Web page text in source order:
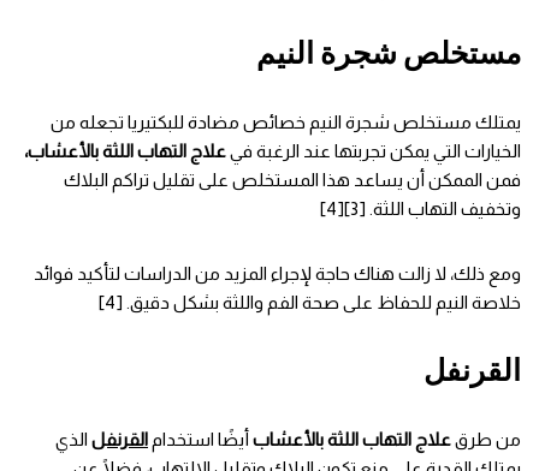
مستخلص شجرة النيم
يمتلك مستخلص شجرة النيم خصائص مضادة للبكتيريا تجعله من
الخيارات التي يمكن تجربتها عند الرغبة فيعلاج التهاب اللثة بالأعشاب،
فمن الممكن أن يساعد هذا المستخلص على تقليل تراكم البلاك
وتخفيف التهاب اللثة. [3][4]
ومع ذلك، لا زالت هناك حاجة لإجراء المزيد من الدراسات لتأكيد فوائد
خلاصة النيم للحفاظ على صحة الفم واللثة بشكل دقيق. [4]
القرنفل
من طرقعلاج التهاب اللثة بالأعشاب أيضًا استخدام القرنفل الذي